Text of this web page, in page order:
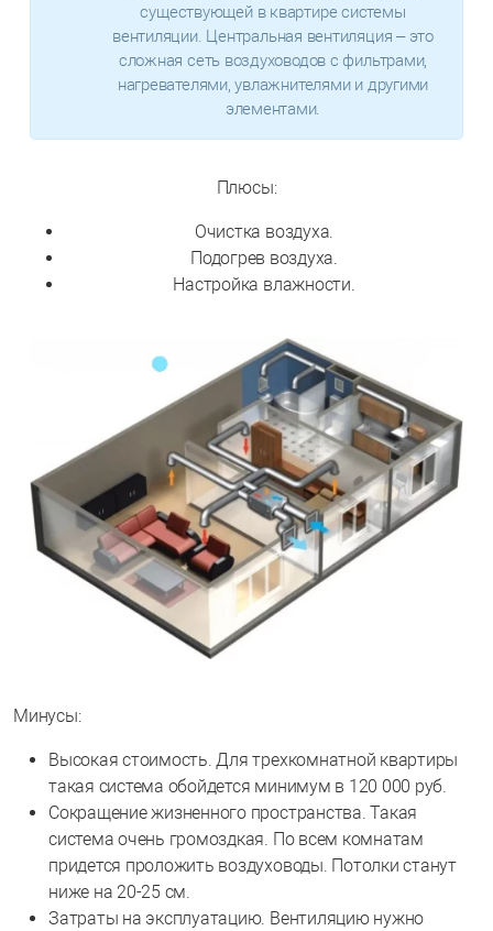
существующей в квартире системы
вентиляции. Центральная вентиляция – это
сложная сеть воздуховодов с фильтрами,
нагревателями, увлажнителями и другими
элементами.
Плюсы:
Очистка воздуха.
Подогрев воздуха.
Настройка влажности.
Минусы:
Высокая стоимость. Для трехкомнатной квартиры
такая система обойдется минимум в 120 000 руб.
Сокращение жизненного пространства. Такая
система очень громоздкая. По всем комнатам
придется проложить воздуховоды. Потолки станут
ниже на 20-25 см.
Затраты на эксплуатацию. Вентиляцию нужно